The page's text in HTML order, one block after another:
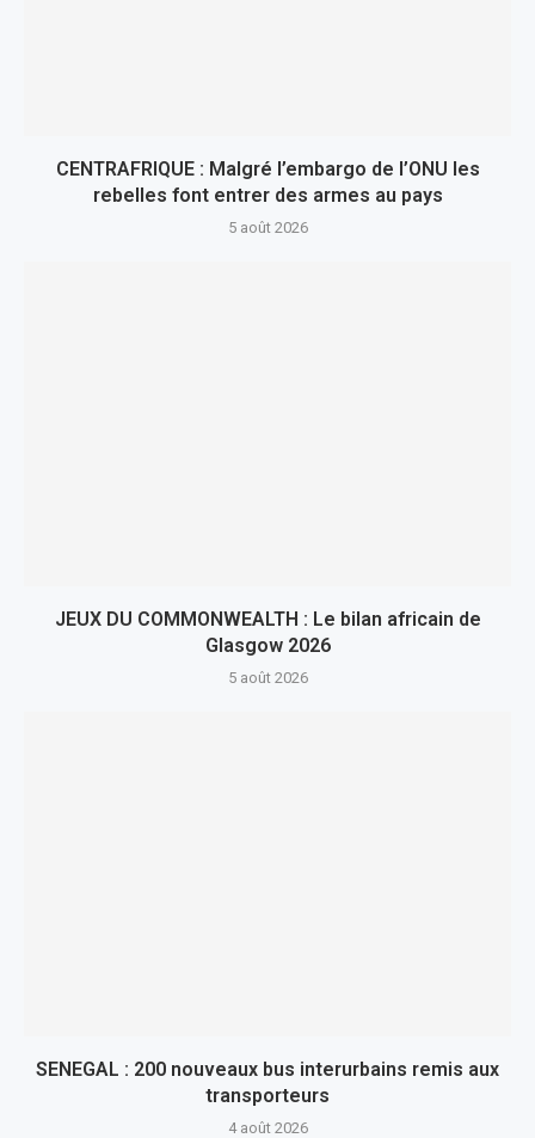
CENTRAFRIQUE : Malgré l’embargo de l’ONU les
rebelles font entrer des armes au pays
5 août 2026
JEUX DU COMMONWEALTH : Le bilan africain de
Glasgow 2026
5 août 2026
SENEGAL : 200 nouveaux bus interurbains remis aux
transporteurs
4 août 2026